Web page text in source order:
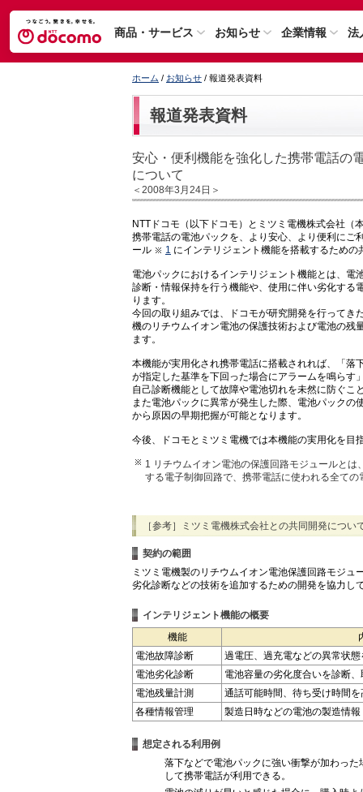
商品・サービス お知らせ 企業情報 法
ホーム / お知らせ / 報道発表資料
報道発表資料
安心・便利機能を強化した携帯電話の
について
＜2008年3月24日＞
NTTドコモ（以下ドコモ）とミツミ電機株式会社（
携帯電話の電池パックを、より安心、より便利にご
ール
1 にインテリジェント機能を搭載するため
電池パックにおけるインテリジェント機能とは、
診断・情報保持を行う機能や、使用に伴い劣化する
ります。
今回の取り組みでは、ドコモが研究開発を行ってき
機のリチウムイオン電池の保護技術および電池の残
ます。
本機能が実用化され携帯電話に搭載されれば、「落
が指定した基準を下回った場合にアラームを鳴らす
自己診断機能として故障や電池切れを未然に防ぐ
また電池パックに異常が発生した際、電池パック
から原因の早期把握が可能となります。
今後、ドコモとミツミ電機では本機能の実用化を目
1 リチウムイオン電池の保護回路モジュールと
する電子制御回路で、携帯電話に使われる全て
［参考］ミツミ電機株式会社との共同開発につい
契約の範囲
ミツミ電機製のリチウムイオン電池保護回路モジ
劣化診断などの技術を追加するための開発を協力し
インテリジェント機能の概要
機能
電池故障診断
過電圧、過充電などの異常状
電池劣化診断
電池容量の劣化度合いを診断
電池残量計測
通話可能時間、待ち受け時間
各種情報管理
製造日時などの電池の製造情報
想定される利用例
落下などで電池パックに強い衝撃が加わっ
して携帯電話が利用できる。